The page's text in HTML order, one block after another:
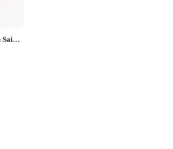
Mystorybooth - Location Photobooth Saint Étienne & Alentours